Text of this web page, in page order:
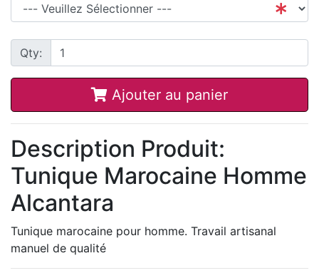
Qty:
Ajouter au panier
Description Produit:
Tunique Marocaine Homme
Alcantara
Tunique marocaine pour homme. Travail artisanal
manuel de qualité